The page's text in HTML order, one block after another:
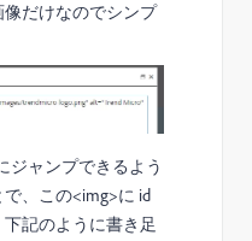
だけなのでシンプ
ジャンプできるよう
、この<img>に id
記のように書き足